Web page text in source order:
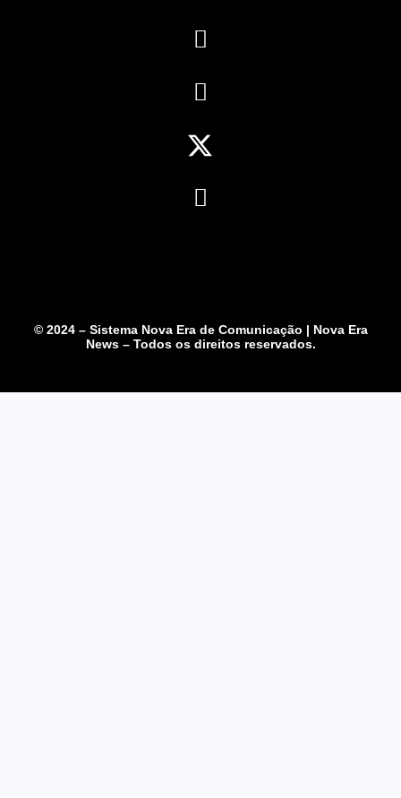
© 2024 – Sistema Nova Era de Comunicação | Nova Era
News – Todos os direitos reservados.